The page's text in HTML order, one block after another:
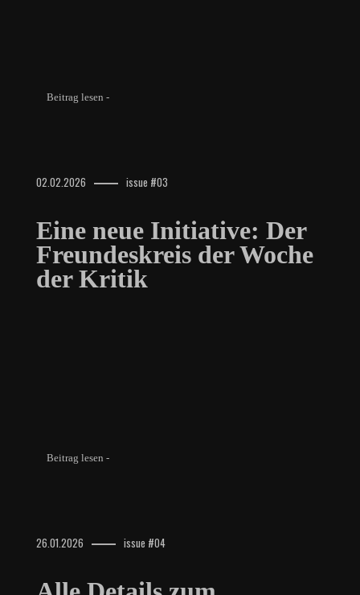
Beitrag lesen -
02.02.2026 issue #03
Eine neue Initiative: Der
Freundeskreis der Woche
der Kritik
Beitrag lesen -
26.01.2026 issue #04